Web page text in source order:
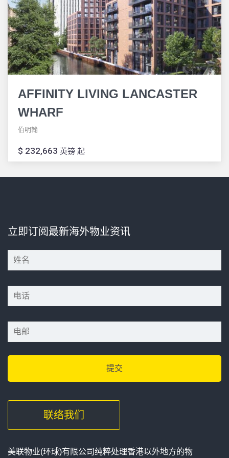
AFFINITY LIVING LANCASTER
WHARF
伯明翰
$ 232,663 英镑 起
立即订阅最新海外物业资讯
联络我们
美联物业(环球)有限公司纯粹处理香港以外地方的物